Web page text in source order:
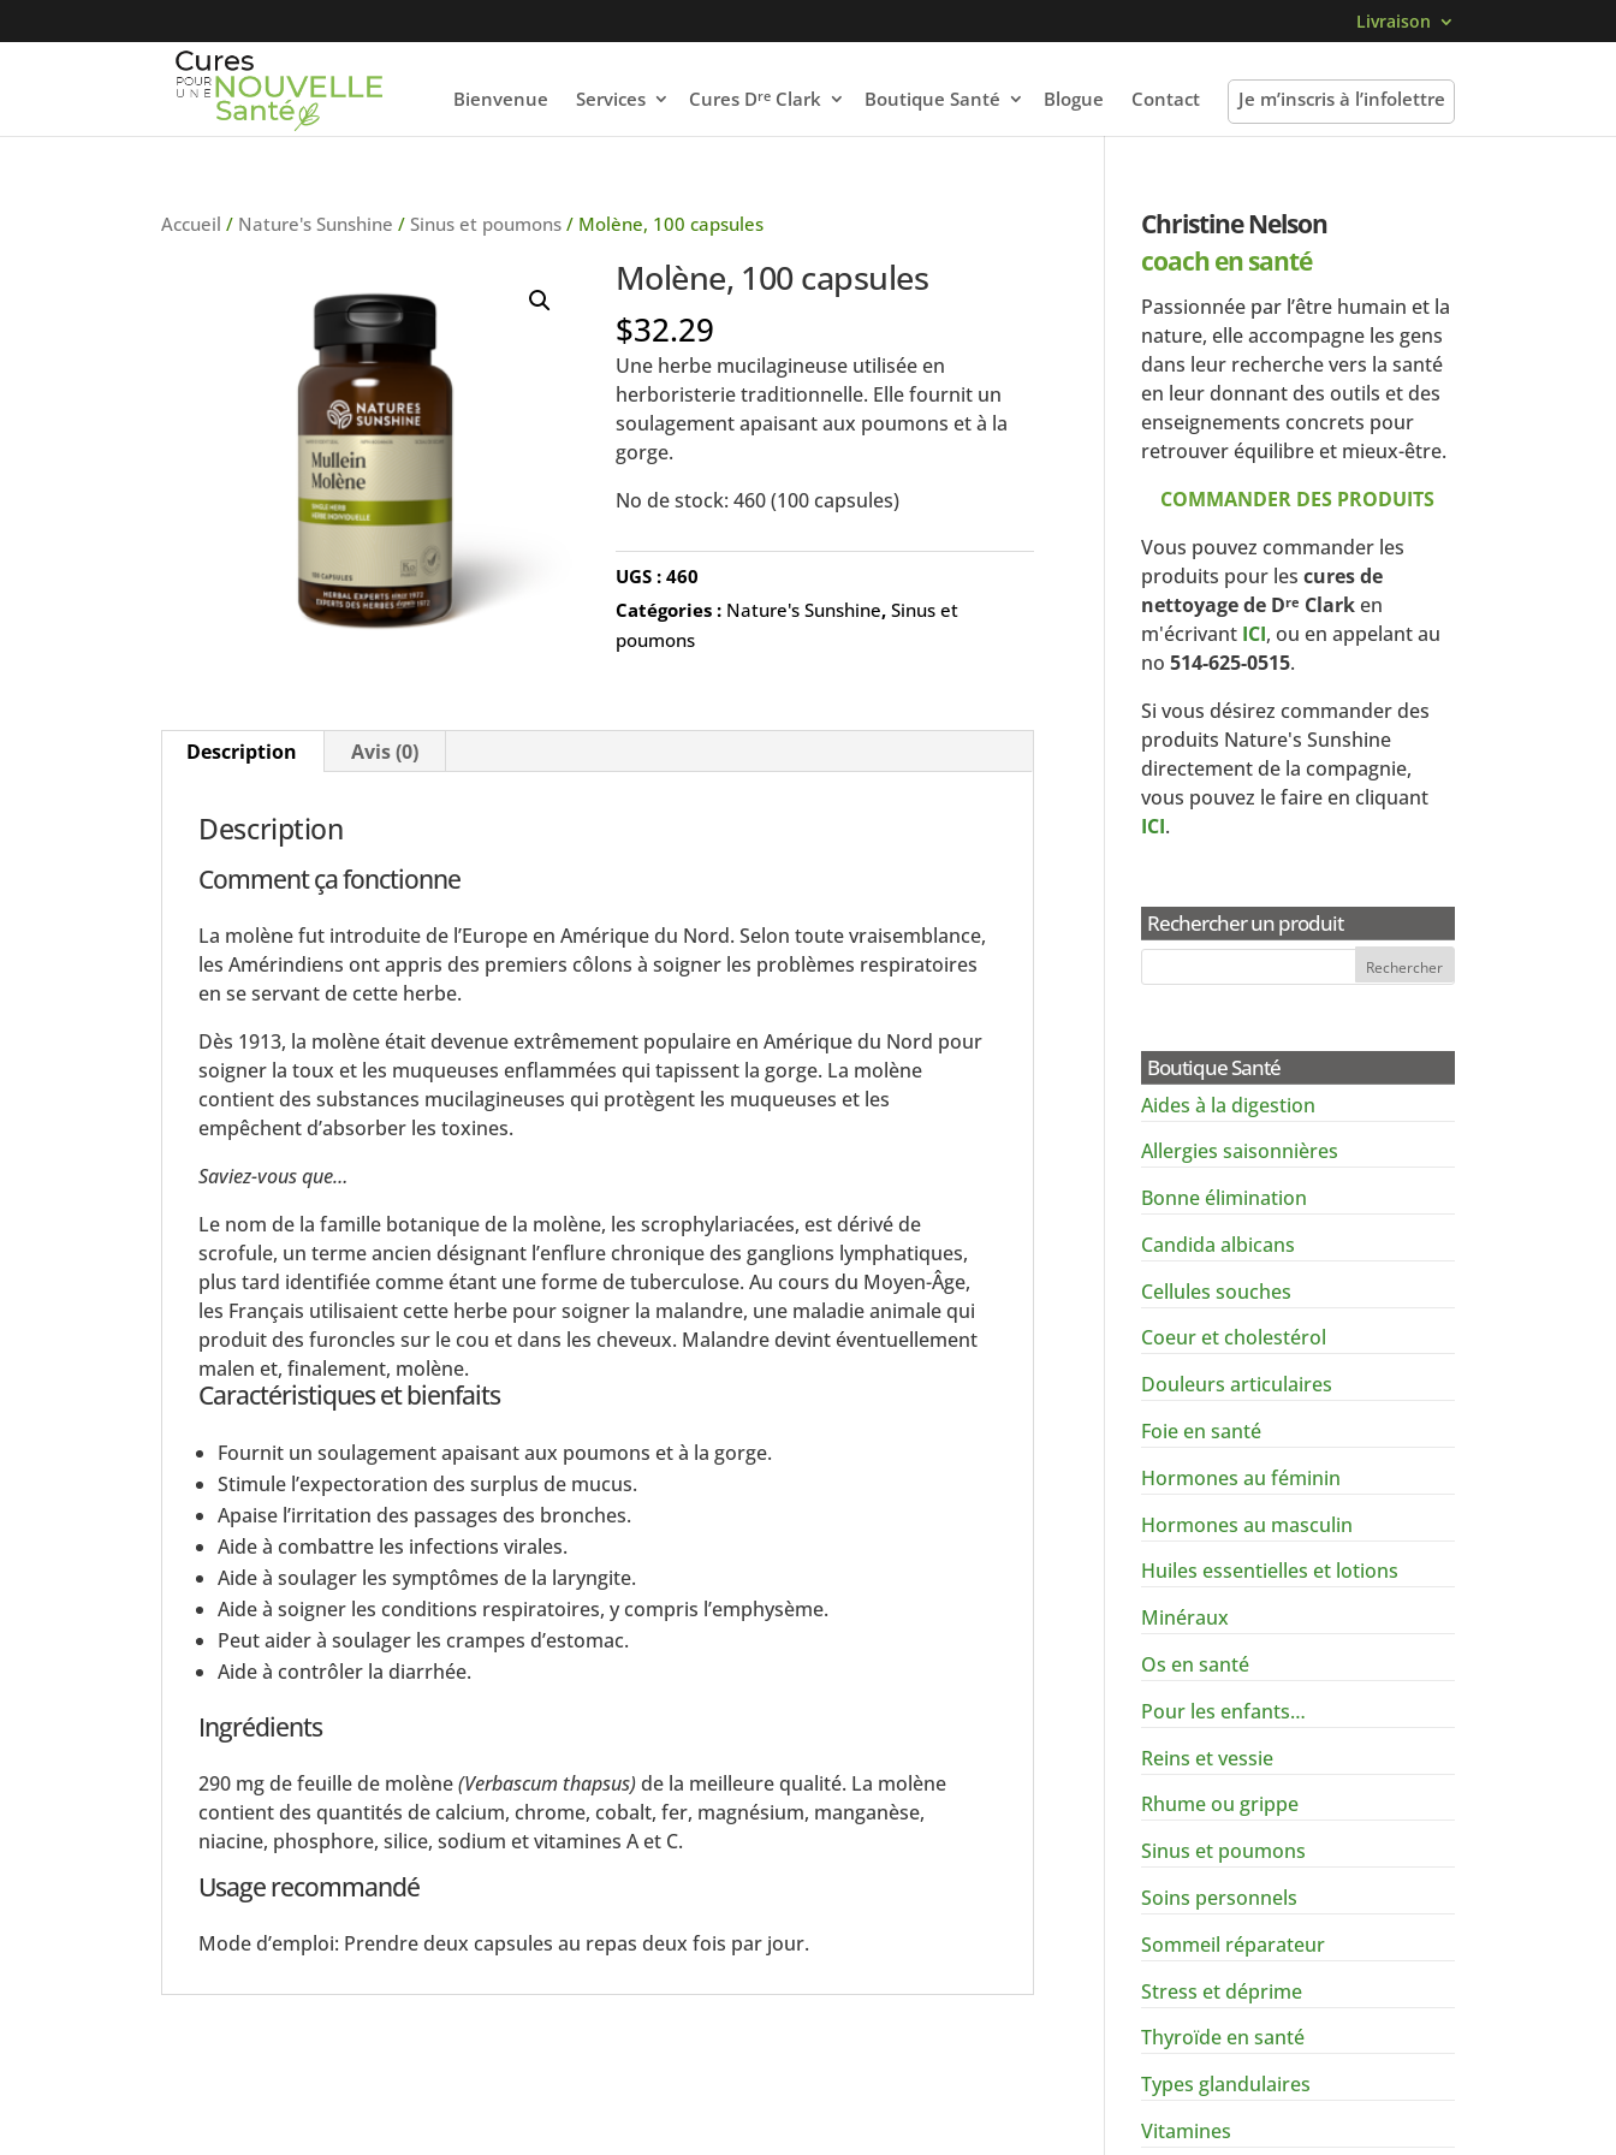
Livraison
Bienvenue Services Cures DreClark Boutique Santé Blogue Contact Je m’inscris à l’infolettre
Accueil / Nature's Sunshine /Sinus et poumons / Molène, 100 capsules
Molène, 100 capsules
$32.29
Une herbe mucilagineuse utilisée en
herboristerie traditionnelle. Elle fournit un
soulagement apaisant aux poumons et à la
gorge.
No de stock: 460 (100 capsules)
UGS :460
Catégories : Nature's Sunshine,Sinus et
poumons
Description Avis (0)
Description
Comment ça fonctionne
La molène fut introduite de l’Europe en Amérique du Nord. Selon toute vraisemblance,
les Amérindiens ont appris des premiers côlons à soigner les problèmes respiratoires
en se servant de cette herbe.
Dès 1913, la molène était devenue extrêmement populaire en Amérique du Nord pour
soigner la toux et les muqueuses enflammées qui tapissent la gorge. La molène
contient des substances mucilagineuses qui protègent les muqueuses et les
empêchent d’absorber les toxines.
Saviez-vous que…
Le nom de la famille botanique de la molène, les scrophylariacées, est dérivé de
scrofule, un terme ancien désignant l’enflure chronique des ganglions lymphatiques,
plus tard identifiée comme étant une forme de tuberculose. Au cours du Moyen-Âge,
les Français utilisaient cette herbe pour soigner la malandre, une maladie animale qui
produit des furoncles sur le cou et dans les cheveux. Malandre devint éventuellement
malen et, finalement, molène.
Caractéristiques et bienfaits
Fournit un soulagement apaisant aux poumons et à la gorge.
Stimule l’expectoration des surplus de mucus.
Apaise l’irritation des passages des bronches.
Aide à combattre les infections virales.
Aide à soulager les symptômes de la laryngite.
Aide à soigner les conditions respiratoires, y compris l’emphysème.
Peut aider à soulager les crampes d’estomac.
Aide à contrôler la diarrhée.
Ingrédients
290 mg de feuille de molène(Verbascum thapsus)de la meilleure qualité. La molène
contient des quantités de calcium, chrome, cobalt, fer, magnésium, manganèse,
niacine, phosphore, silice, sodium et vitamines A et C.
Usage recommandé
Mode d’emploi: Prendre deux capsules au repas deux fois par jour.
Christine Nelson
coach en santé
Passionnée par l’être humain et la
nature, elle accompagne les gens
dans leur recherche vers la santé
en leur donnant des outils et des
enseignements concrets pour
retrouver équilibre et mieux-être.
COMMANDER DES PRODUITS
Vous pouvez commander les
produits pour lescures de
nettoyage de Dre Clark en
m'écrivant ICI, ou en appelant au
no514-625-0515.
Si vous désirez commander des
produits Nature's Sunshine
directement de la compagnie,
vous pouvez le faire en cliquant
ICI.
Rechercher un produit
Boutique Santé
Aides à la digestion
Allergies saisonnières
Bonne élimination
Candida albicans
Cellules souches
Coeur et cholestérol
Douleurs articulaires
Foie en santé
Hormones au féminin
Hormones au masculin
Huiles essentielles et lotions
Minéraux
Os en santé
Pour les enfants…
Reins et vessie
Rhume ou grippe
Sinus et poumons
Soins personnels
Sommeil réparateur
Stress et déprime
Thyroïde en santé
Types glandulaires
Vitamines